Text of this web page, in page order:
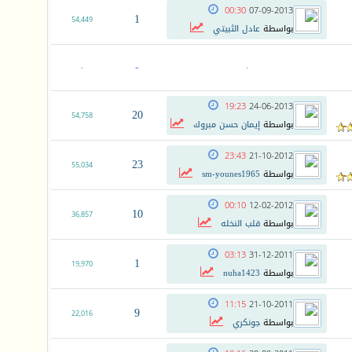
07-09-2013
00:30
بواسطةعادل الثبيتي 1
54,449
-
-
-
24-06-2013
19:23
بواسطةإيمان حسن مبروك 20
54,758
21-10-2012
23:43
بواسطة sm-younes1965
23
55,034
12-02-2012
00:10
بواسطةقلب النخله 10
36,857
31-12-2011
03:13
بواسطة nuha1423
1
19,970
21-10-2011
11:15
بواسطةجونكري 9
22,016